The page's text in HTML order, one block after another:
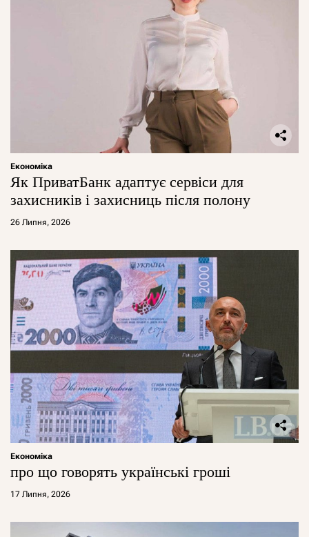
Економіка
Як ПриватБанк адаптує сервіси для
захисників і захисниць після полону
26 Липня, 2026
Економіка
про що говорять українські гроші
17 Липня, 2026